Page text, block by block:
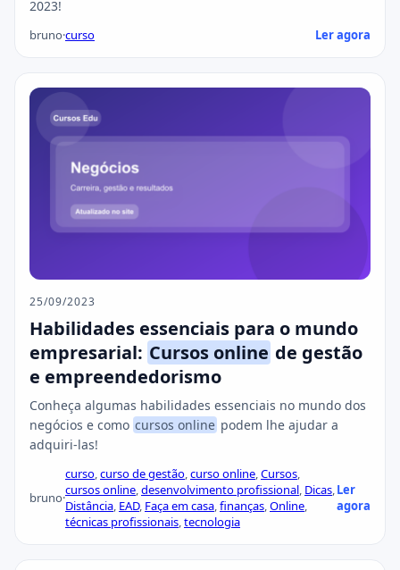
2023!
bruno·curso Ler agora
25/09/2023
Habilidades essenciais para o mundo
empresarial: Cursos online de gestão
e empreendedorismo
Conheça algumas habilidades essenciais no mundo dos
negócios e como cursos online podem lhe ajudar a
adquiri-las!
bruno·
curso,curso de gestão,curso online,Cursos,
cursos online,desenvolvimento profissional, Dicas,
Distância, EAD, Faça em casa,finanças,Online,
técnicas profissionais,tecnologia
Ler
agora